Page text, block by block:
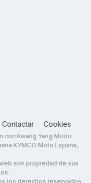
Contactar Cookies
con Kwang Yang Motor
KYMCO Moto España,
son propiedad de sus
los derechos reservados.